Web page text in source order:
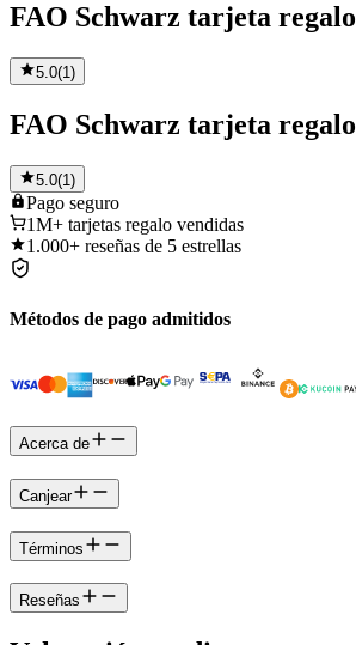
FAO Schwarz tarjeta regalo
5.0(1)
FAO Schwarz tarjeta regalo
5.0(1 )
Pago seguro
1M+ tarjetas regalo vendidas
1.000+ reseñas de 5 estrellas
Métodos de pago admitidos
Acerca de
Canjear
Términos
Reseñas